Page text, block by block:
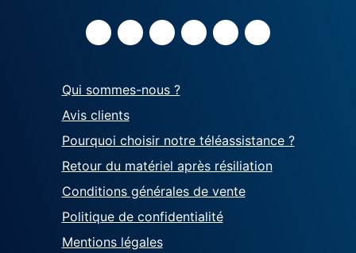
Qui sommes-nous ?
Avis clients
Pourquoi choisir notre téléassistance ?
Retour du matériel après résiliation
Conditions générales de vente
Politique de confidentialité
Mentions légales